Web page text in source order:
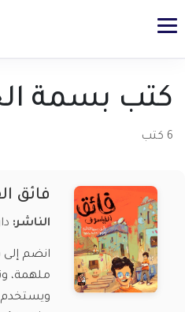
كتب بسمة
6 كتب
فائق
الناشر:
انضم إلى
ملهمة،
ويستخدم